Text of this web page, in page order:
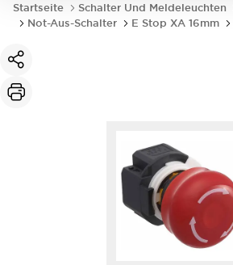
Startseite Schalter Und Meldeleuchten
Not-Aus-Schalter
E Stop XA 16mm